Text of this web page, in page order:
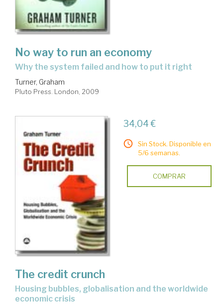
No way to run an economy
why the system failed and how to put it right
Turner, Graham
Pluto Press. London, 2009
34,04 €
Sin Stock. Disponible en
5/6 semanas.
COMPRAR
The credit crunch
housing bubbles, globalisation and the worldwide
economic crisis